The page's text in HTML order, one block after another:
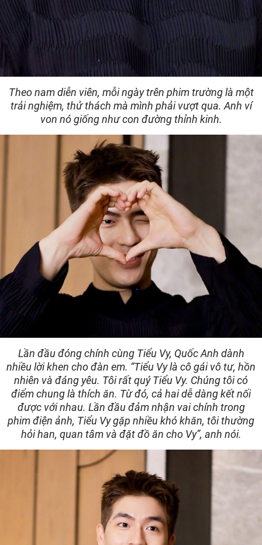
Theo nam diễn viên, mỗi ngày trên phim trường là một
trải nghiệm, thử thách mà mình phải vượt qua. Anh ví
von nó giống như con đường thỉnh kinh.
Lần đầu đóng chính cùng Tiểu Vy, Quốc Anh dành
nhiều lời khen cho đàn em. “Tiểu Vy là cô gái vô tư, hồn
nhiên và đáng yêu. Tôi rất quý Tiểu Vy. Chúng tôi có
điểm chung là thích ăn. Từ đó, cả hai dễ dàng kết nối
được với nhau. Lần đầu đảm nhận vai chính trong
phim điện ảnh, Tiểu Vy gặp nhiều khó khăn, tôi thường
hỏi han, quan tâm và đặt đồ ăn cho Vy”, anh nói.